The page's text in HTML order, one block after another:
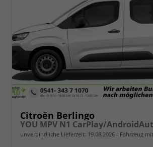
Citroën Berlingo
YOU MPV N1 CarPlay/
unverbindliche Lieferzeit: 19.08.2026 Fahrzeug